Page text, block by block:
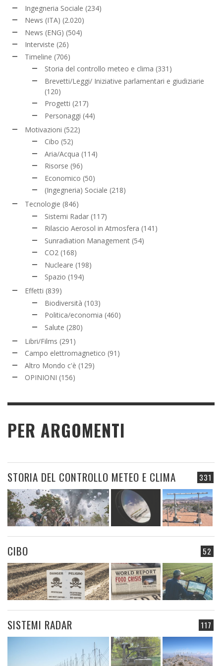
Ingegneria Sociale (234)
News (ITA) (2.020)
News (ENG) (504)
Interviste (26)
Timeline (706)
Storia del controllo meteo e clima (331)
Brevetti/Leggi/ Iniziative parlamentari e giudiziarie
(120)
Progetti (217)
Personaggi (44)
Motivazioni (522)
Cibo (52)
Aria/Acqua (114)
Risorse (96)
Economico (50)
(Ingegneria) Sociale (218)
Tecnologie (846)
Sistemi Radar (117)
Rilascio Aerosol in Atmosfera (141)
Sunradiation Management (54)
CO2 (168)
Nucleare (198)
Spazio (194)
Effetti (839)
Biodiversità (103)
Politica/economia (460)
Salute (280)
Libri/Films (291)
Campo elettromagnetico (91)
Altro Mondo c'è (129)
OPINIONI (156)
PER ARGOMENTI
331
STORIA DEL CONTROLLO METEO E CLIMA
52
CIBO
117
SISTEMI RADAR